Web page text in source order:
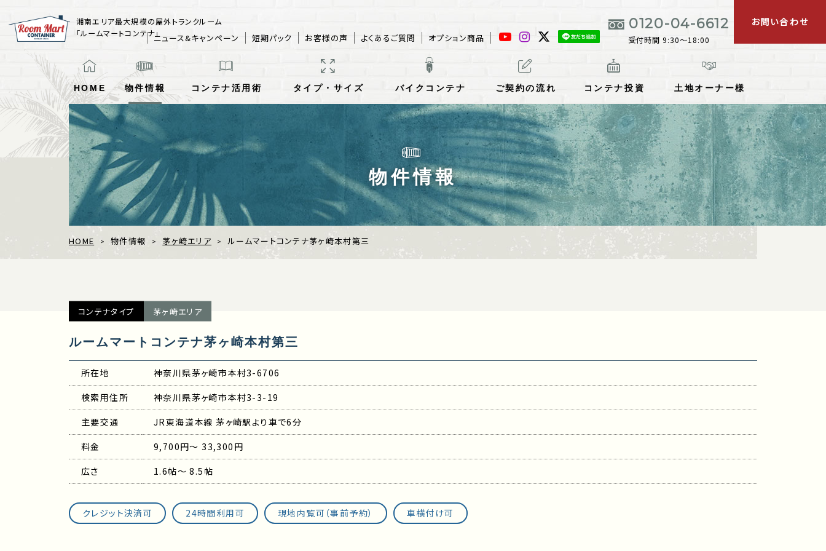
湘南エリア最大規模の屋外トランクルーム
「ルームマートコンテナ」ニュース&キャンペーン 短期パック お客様の声 よくあるご質問 オプション商品
0120-04-6612
受付時間 9:30～18:00
お問い合わせ
HOME 物件情報 コンテナ活用術 タイプ・サイズ バイクコンテナ ご契約の流れ コンテナ投資 土地オーナー様
物件情報
HOME 物件情報 茅ヶ崎エリア ルームマートコンテナ茅ヶ崎本村第三
コンテナタイプ 茅ヶ崎エリア
ルームマートコンテナ茅ヶ崎本村第三
所在地
神奈川県茅ヶ崎市本村3-6706
検索用住所
神奈川県茅ヶ崎市本村3-3-19
主要交通
JR東海道本線 茅ヶ崎駅より車で6分
料金
9,700円～ 33,300円
広さ
1.6帖～ 8.5帖
クレジット決済可 24時間利用可 現地内覧可（事前予約） 車横付け可